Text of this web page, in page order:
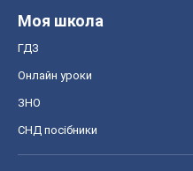
Моя школа
ГДЗ
Онлайн уроки
ЗНО
СНД посібники